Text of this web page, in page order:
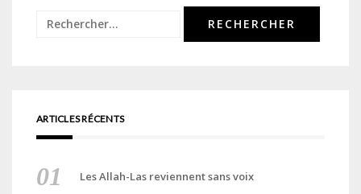
Rechercher :
ARTICLES RÉCENTS
Les Allah-Las reviennent sans voix